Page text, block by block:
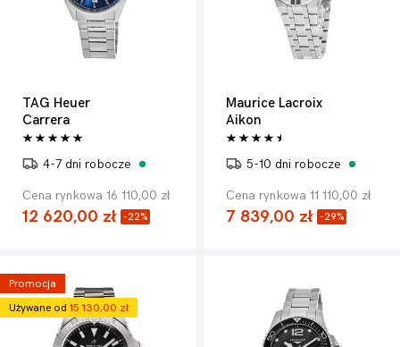
TAG Heuer
Carrera
4-7 dni robocze
Cena rynkowa 16 110,00 zł
12 620,00 zł -22%
Maurice Lacroix
Aikon
5-10 dni robocze
Cena rynkowa 11 110,00 zł
7 839,00 zł -29%
Promocja
Używane od 15 130,00 zł